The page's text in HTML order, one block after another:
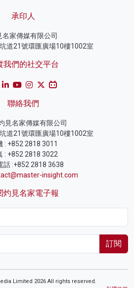
承印人
名家傳媒有限公司
道21號環匯廣場10樓1002室
我們的社交平台
聯絡我們
見名家傳媒有限公司
道21號環匯廣場10樓1002室
: +852 2818 3011
: +852 2818 3022
話 :+852 2818 3638
insight.com
灼見名家電子報
訂閱
Limited 2026 All rights reserved.